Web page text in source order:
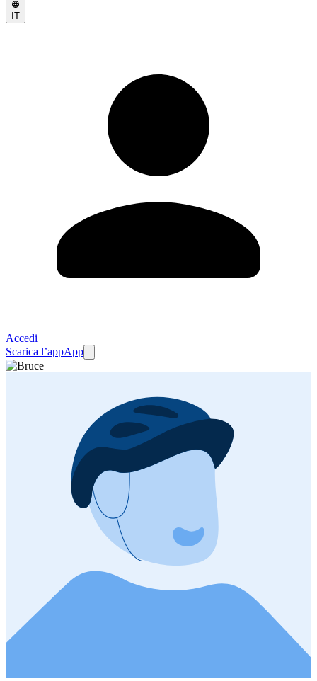
IT
Accedi
Scarica l’appApp